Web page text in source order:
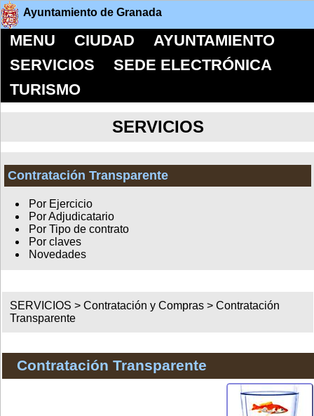
Ayuntamiento de Granada
MENU CIUDAD
AYUNTAMIENTO
SERVICIOS
SEDE ELECTRÓNICA
TURISMO
SERVICIOS
Contratación Transparente
Por Ejercicio
Por Adjudicatario
Por Tipo de contrato
Por claves
Novedades
SERVICIOS >Contratación y Compras >Contratación
Transparente
Contratación Transparente